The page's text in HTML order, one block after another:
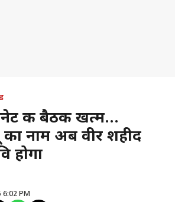
की बैठक खत्म…
नाम अब वीर शहीद
होगा
6:02 PM